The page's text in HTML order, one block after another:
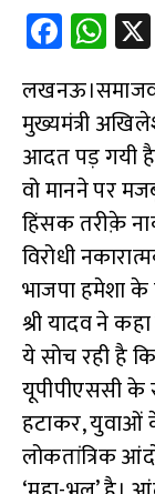
Fa
ce
b
o
o
k
W
h
at
s
A
p
p
मुख्यमंत्री
आदत पड़ गयी
वो मानने पर
हिंसक तरीक़े
विरोधी
भाजपा हमेशा के
श्री यादव ने
ये सोच रही है
यूपीपीएससी के
हटाकर,
लोकतांत्रिक